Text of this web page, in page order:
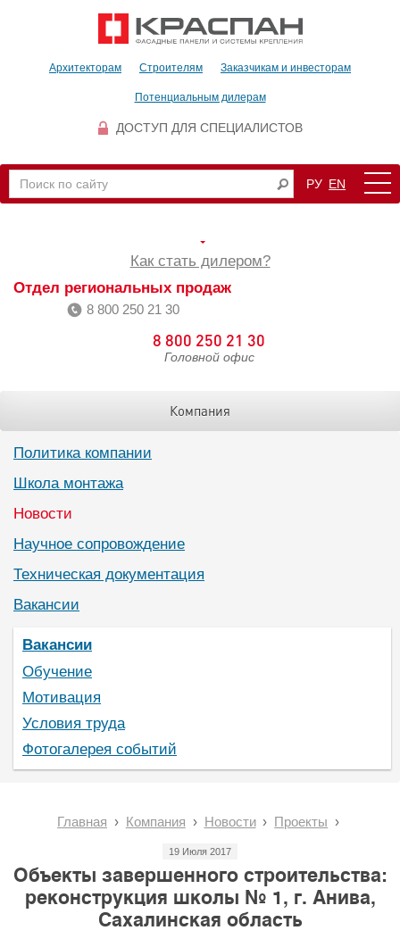
Архитекторам Строителям Заказчикам и инвесторам
Потенциальным дилерам
ДОСТУП ДЛЯ СПЕЦИАЛИСТОВ
РУ EN
Как стать дилером?
Отдел региональных продаж
8 800 250 21 30
8 800 250 21 30
Головной офис
Компания
Политика компании
Школа монтажа
Новости
Научное сопровождение
Техническая документация
Вакансии
Вакансии
Обучение
Мотивация
Условия труда
Фотогалерея событий
Главная Компания Новости Проекты
19 Июля 2017
Объекты завершенного строительства:
реконструкция школы № 1, г. Анива,
Сахалинская область